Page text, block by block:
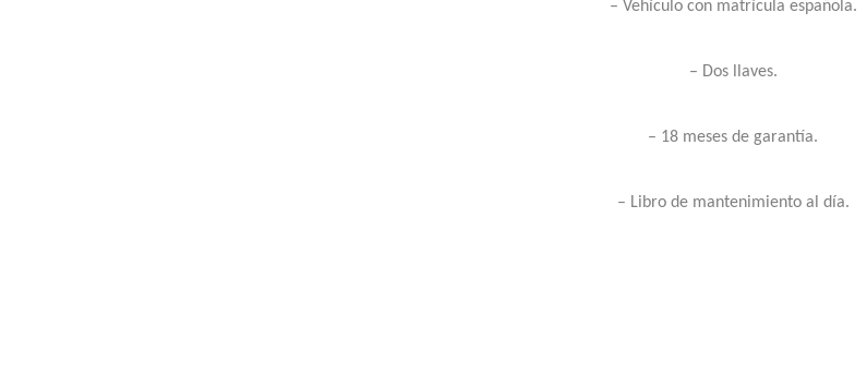
– Vehículo con matrícula española.
– Dos llaves.
– 18 meses de garantía.
– Libro de mantenimiento al día.